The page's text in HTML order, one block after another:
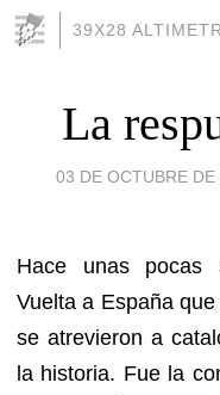
39X28
La
03 DE OCTUBRE
Hace unas pocas
Vuelta a España
se atrevieron a
la historia. Fue la